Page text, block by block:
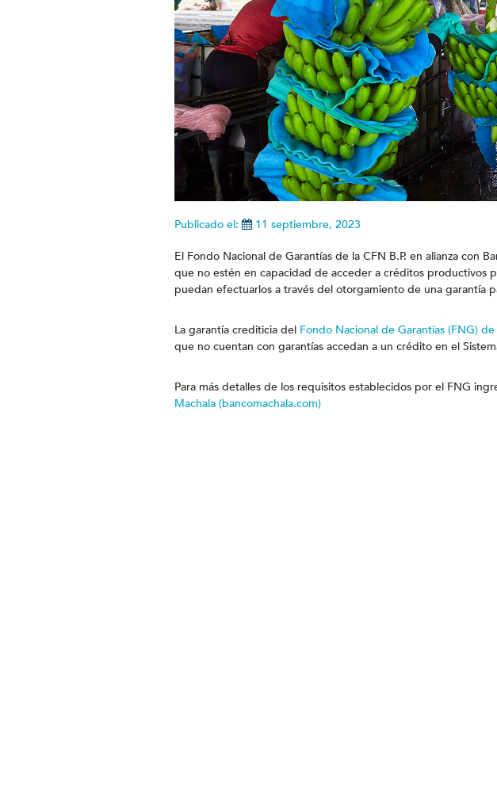
Publicado el: 11 septiembre, 2023
El Fondo Nacional de Garantías de la CFN B.P. en alianza con
que no estén en capacidad de acceder a créditos productivos
puedan efectuarlos a través del otorgamiento de una garantía
La garantía crediticia del Fondo Nacional de Garantías (FNG) de
que no cuentan con garantías accedan a un crédito en el
Para más detalles de los requisitos establecidos por el FNG
Machala (bancomachala.com)